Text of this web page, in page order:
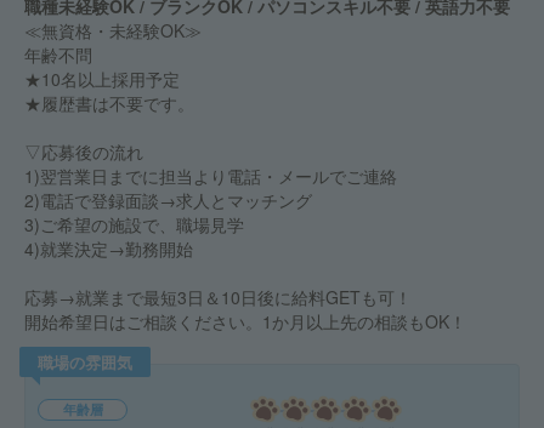
職種未経験OK / ブランクOK / パソコンスキル不要 / 英語力不要
≪無資格・未経験OK≫
年齢不問
★10名以上採用予定
★履歴書は不要です。
▽応募後の流れ
1)翌営業日までに担当より電話・メールでご連絡
2)電話で登録面談→求人とマッチング
3)ご希望の施設で、職場見学
4)就業決定→勤務開始
応募→就業まで最短3日＆10日後に給料GETも可！
開始希望日はご相談ください。1か月以上先の相談もOK！
職場の雰囲気
年齢層